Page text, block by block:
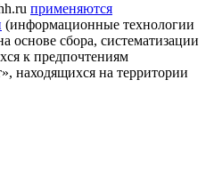
применяются
(информационные технологии
основе сбора, систематизации
к предпочтениям
находящихся на территории